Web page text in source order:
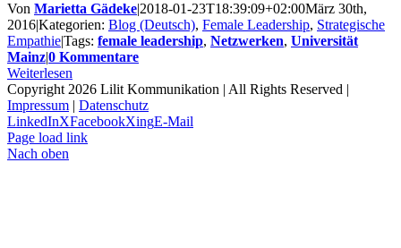
Von Marietta Gädeke|2018-01-23T18:39:09+02:00März 30th,
2016|Kategorien: Blog (Deutsch), Female Leadership, Strategische
Empathie|Tags: female leadership, Netzwerken, Universität
Mainz|0 Kommentare
Weiterlesen
Copyright 2026 Lilit Kommunikation | All Rights Reserved |
Impressum | Datenschutz
LinkedInXFacebookXingE-Mail
Page load link
Nach oben